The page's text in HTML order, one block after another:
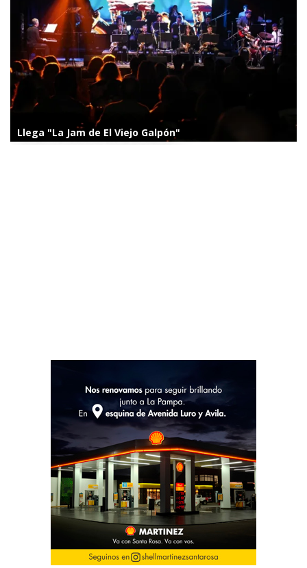
Llega "La Jam de El Viejo Galpón"